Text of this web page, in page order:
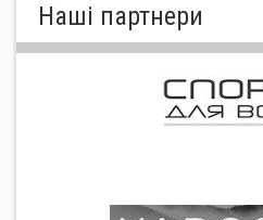
Нашi партнери